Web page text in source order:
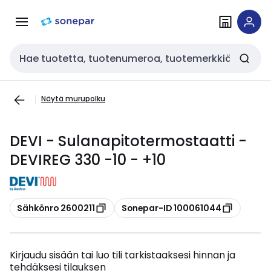
navigointiinsisältöön
Haku
Näytä murupolku
DEVI - Sulanapitotermostaatti -
DEVIREG 330 -10 - +10
Kopioi
Sähkönro 2600211 Kopioi
Sonepar-ID 100061044
Kirjaudu sisään tai luo tili tarkistaaksesi hinnan ja
tehdäksesi tilauksen